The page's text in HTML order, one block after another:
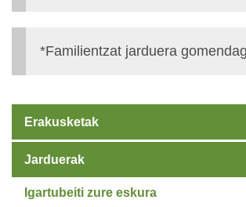
*Familientzat jarduera
Erakusketak
Jarduerak
Igartubeiti zure eskura